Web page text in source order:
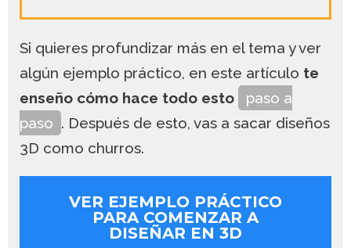
Si quieres profundizar más en el tema y ver
algún ejemplo práctico, en este artículo te
enseño cómo hace todo esto
paso a
paso . Después de esto, vas a sacar diseños
3D como churros.
VER EJEMPLO PRÁCTICO
PARA COMENZAR A
DISEÑAR EN 3D